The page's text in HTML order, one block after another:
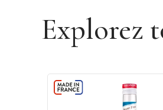
Explorez